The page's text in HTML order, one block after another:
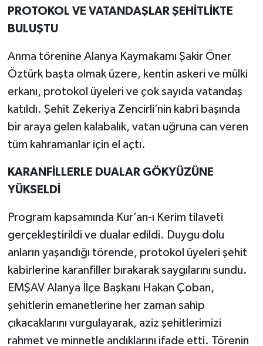
PROTOKOL VE VATANDAŞLAR ŞEHİTLİKTE
BULUŞTU
Anma törenine Alanya Kaymakamı Şakir Öner
Öztürk başta olmak üzere, kentin askeri ve mülki
erkanı, protokol üyeleri ve çok sayıda vatandaş
katıldı. Şehit Zekeriya Zencirli’nin kabri başında
bir araya gelen kalabalık, vatan uğruna can veren
tüm kahramanlar için el açtı.
KARANFİLLERLE DUALAR GÖKYÜZÜNE
YÜKSELDİ
Program kapsamında Kur’an-ı Kerim tilaveti
gerçekleştirildi ve dualar edildi. Duygu dolu
anların yaşandığı törende, protokol üyeleri şehit
kabirlerine karanfiller bırakarak saygılarını sundu.
EMŞAV Alanya İlçe Başkanı Hakan Çoban,
şehitlerin emanetlerine her zaman sahip
çıkacaklarını vurgulayarak, aziz şehitlerimizi
rahmet ve minnetle andıklarını ifade etti. Törenin